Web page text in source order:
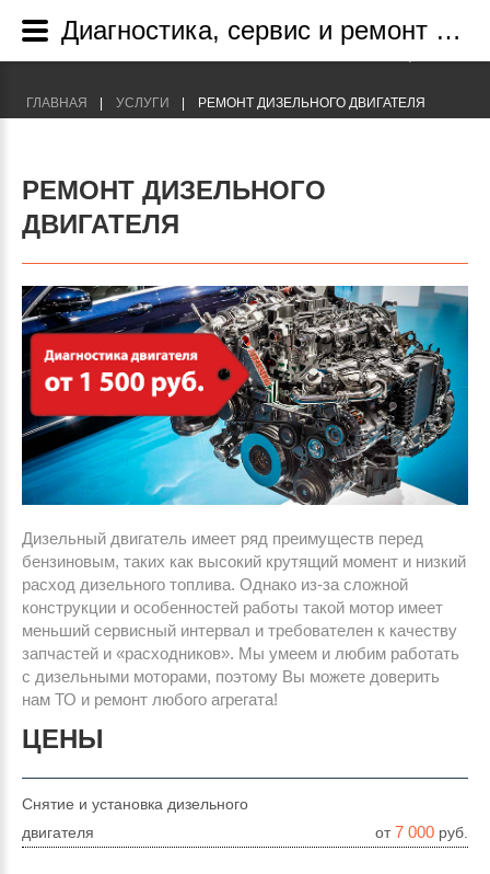
+7(495) 755-89-09
ГЛАВНАЯ УСЛУГИ РЕМОНТ ДИЗЕЛЬНОГО ДВИГАТЕЛЯ
РЕМОНТ ДИЗЕЛЬНОГО
ДВИГАТЕЛЯ
Дизельный двигатель имеет ряд преимуществ перед
бензиновым, таких как высокий крутящий момент и низкий
расход дизельного топлива. Однако из-за сложной
конструкции и особенностей работы такой мотор имеет
меньший сервисный интервал и требователен к качеству
запчастей и «расходников». Мы умеем и любим работать
с дизельными моторами, поэтому Вы можете доверить
нам ТО и ремонт любого агрегата!
ЦЕНЫ
Снятие и установка дизельного
двигателя
от7 000 руб.
Диагностика, сервис и ремонт дизельных двигателей в Москве м Щелковская